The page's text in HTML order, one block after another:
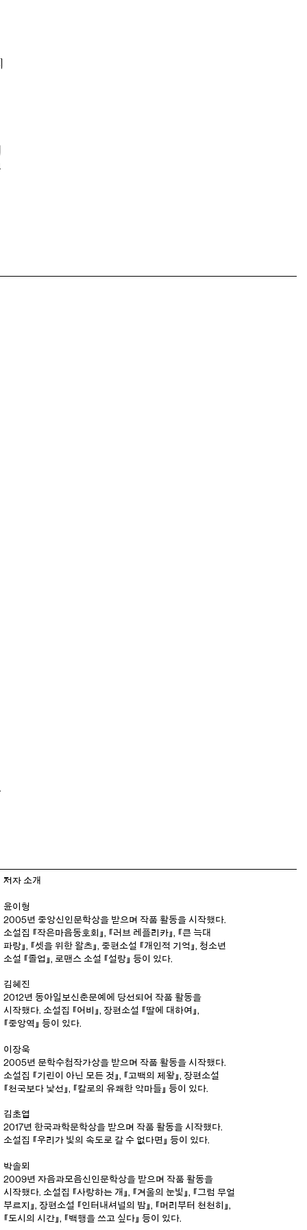
저자 소개
윤이형
2005년 중앙신인문학상을 받으며 작품 활동을 시작했다.
소설집 『작은마음동호회』, 『러브 레플리카』, 『큰 늑대
파랑』, 『셋을 위한 왈츠』, 중편소설 『개인적 기억』, 청소년
소설 『졸업』, 로맨스 소설 『설랑』 등이 있다.
김혜진
2012년 동아일보신춘문예에 당선되어 작품 활동을
시작했다. 소설집 『어비』, 장편소설 『딸에 대하여』,
『중앙역』 등이 있다.
이장욱
2005년 문학수첩작가상을 받으며 작품 활동을 시작했다.
소설집 『기린이 아닌 모든 것』, 『고백의 제왕』, 장편소설
『천국보다 낯선』, 『칼로의 유쾌한 악마들』 등이 있다.
김초엽
2017년 한국과학문학상을 받으며 작품 활동을 시작했다.
소설집 『우리가 빛의 속도로 갈 수 없다면』 등이 있다.
박솔뫼
2009년 자음과모음신인문학상을 받으며 작품 활동을
시작했다. 소설집 『사랑하는 개』, 『겨울의 눈빛』, 『그럼 무얼
부르지』, 장편소설 『인터내셔널의 밤』, 『머리부터 천천히』,
『도시의 시간』, 『백행을 쓰고 싶다』 등이 있다.